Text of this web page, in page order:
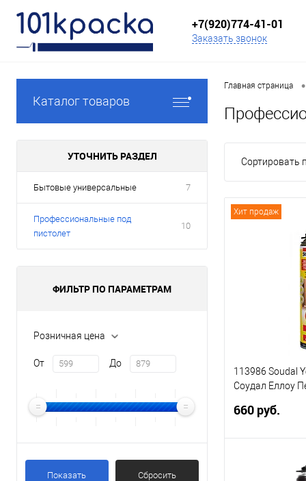
+7(920)774-41-01
Заказать звонок
Каталог товаров
УТОЧНИТЬ РАЗДЕЛ
Бытовые универсальные 7
Профессиональные под
пистолет
10
ФИЛЬТР ПО ПАРАМЕТРАМ
Розничная цена
От До
Показать Сбросить
Главная страница •
Сортировать
Хит продаж
113986 Soudal
Соудал Еллоу
660 руб.
В